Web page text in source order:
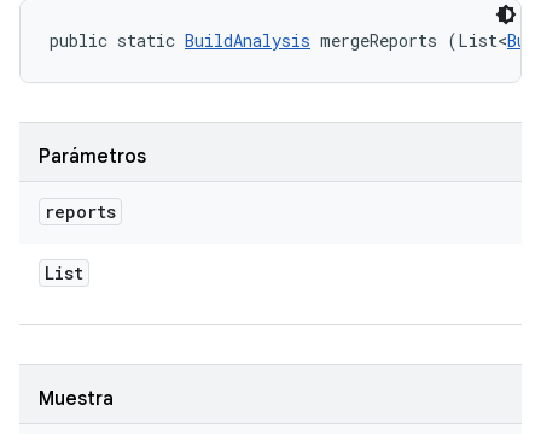
public static BuildAnalysis mergeReports (List<
Parámetros
reports
List
Muestra